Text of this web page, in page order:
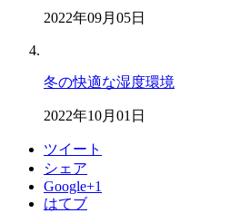
2022年09月05日
冬の快適な湿度環境
2022年10月01日
ツイート
シェア
Google+1
はてブ